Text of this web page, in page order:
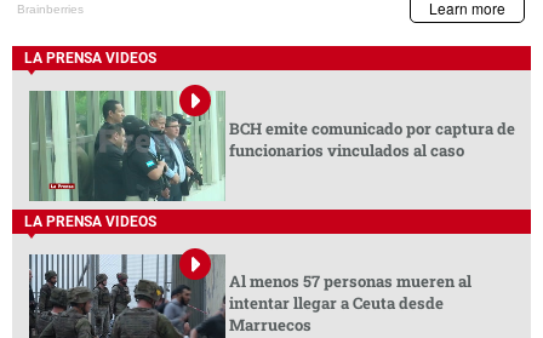
LA PRENSA VIDEOS
BCH emite comunicado por captura de
funcionarios vinculados al caso
LA PRENSA VIDEOS
Al menos 57 personas mueren al
intentar llegar a Ceuta desde
Marruecos